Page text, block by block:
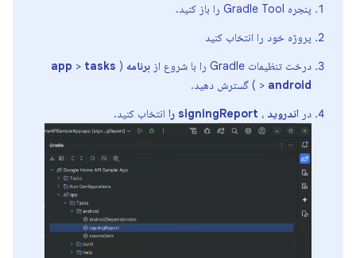
پنجره Gradle Tool را باز کنید.
پروژه خود را انتخاب کنید
درخت تنظیمات Gradle را با شروع از
برنامه (
app > tasks
> android
) گسترش دهید.
در اندروید ، signingReport را انتخاب کنید.